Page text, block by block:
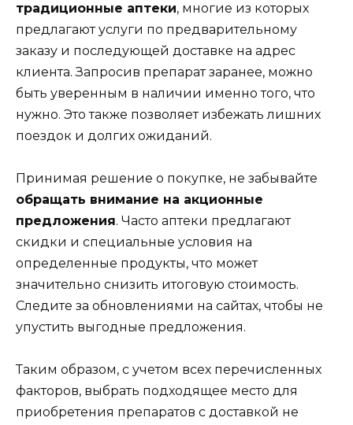
традиционные аптеки, многие из которых
предлагают услуги по предварительному
заказу и последующей доставке на адрес
клиента. Запросив препарат заранее, можно
быть уверенным в наличии именно того, что
нужно. Это также позволяет избежать лишних
поездок и долгих ожиданий.
Принимая решение о покупке, не забывайте
обращать внимание на акционные
предложения. Часто аптеки предлагают
скидки и специальные условия на
определенные продукты, что может
значительно снизить итоговую стоимость.
Следите за обновлениями на сайтах, чтобы не
упустить выгодные предложения.
Таким образом, с учетом всех перечисленных
факторов, выбрать подходящее место для
приобретения препаратов с доставкой не